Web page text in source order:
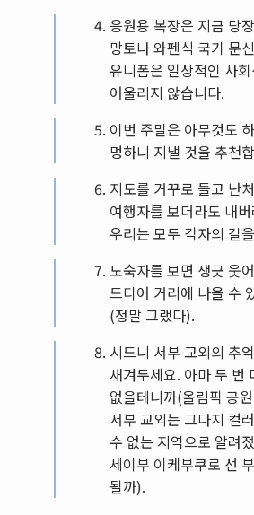
응원용 복장은 지금 당
망토나 와펜식 국기 문
유니폼은 일상적인 사
어울리지 않습니다.
이번 주말은 아무것도
멍하니 지낼 것을 추천
지도를 거꾸로 들고 난
여행자를 보더라도 내
우리는 모두 각자의 길
노숙자를 보면 생긋 웃
드디어 거리에 나올 수
(정말 그랬다).
시드니 서부 교외의 추
새겨두세요. 아마 두 번
없을테니까(올림픽 공
서부 교외는 그다지 컬
수 없는 지역으로 알려
세이부 이케부쿠로 선
될까).